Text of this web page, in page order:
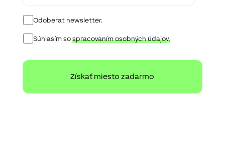
Newsletter
Odoberať newsletter.
Approval
Súhlasím so spracovaním osobných údajov.